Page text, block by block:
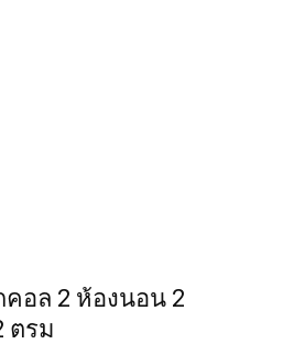
อล 2 ห้องนอน 2
ตรม